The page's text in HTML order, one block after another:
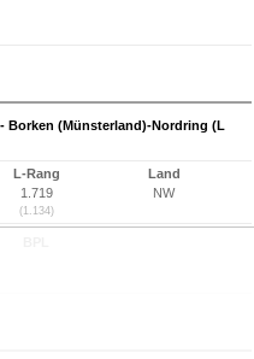
Borken (Münsterland)-Nordring (L
L-Rang
1.719
(1.134)
Land
NW